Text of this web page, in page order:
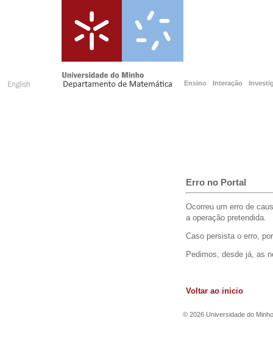
Ensino Interação
Erro no Portal
Ocorreu um erro de
a operação pretendida.
Caso persista o erro,
Pedimos, desde já, as
Voltar ao inicio
© 2026 Universidade do